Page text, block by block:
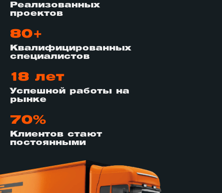
Реализованных
проектов
80+
Квалифицированных
специалистов
18 лет
Успешной работы на
рынке
70%
Клиентов стают
постоянными